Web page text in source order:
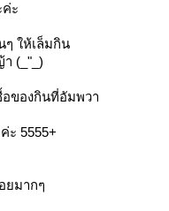
ะ
ให้เล็มกิน
(_"_)
ของกินที่อัมพวา
5555+
ยมากๆ